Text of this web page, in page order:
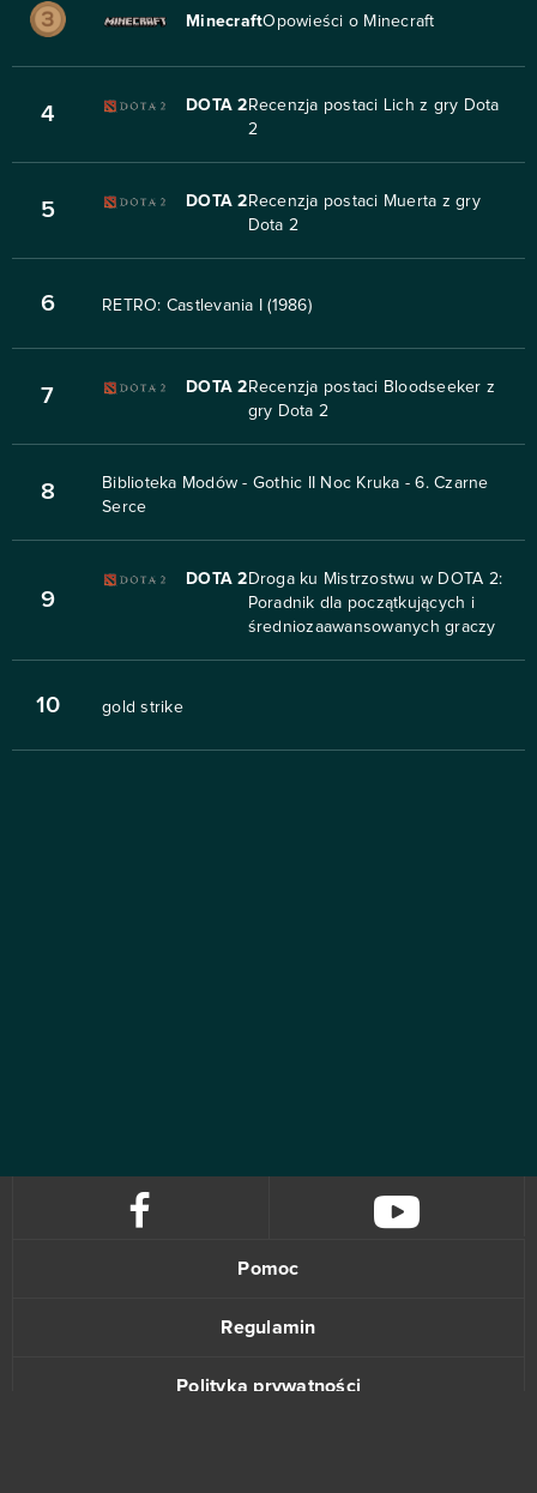
MinecraftOpowieści o Minecraft
4 DOTA 2 Recenzja postaci Lich z gry Dota
2
5 DOTA 2 Recenzja postaci Muerta z gry
Dota 2
6 RETRO: Castlevania I (1986)
7 DOTA 2 Recenzja postaci Bloodseeker z
gry Dota 2
8
Biblioteka Modów - Gothic II Noc Kruka - 6. Czarne
Serce
9
DOTA 2 Droga ku Mistrzostwu w DOTA 2:
Poradnik dla początkujących i
średniozaawansowanych graczy
10 gold strike
Pomoc
Regulamin
Polityka prywatności